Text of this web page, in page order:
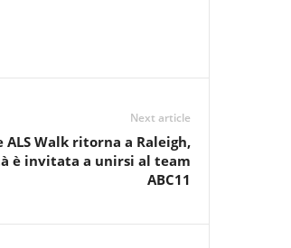
Next article
ALS Walk ritorna a Raleigh,
è invitata a unirsi al team
ABC11